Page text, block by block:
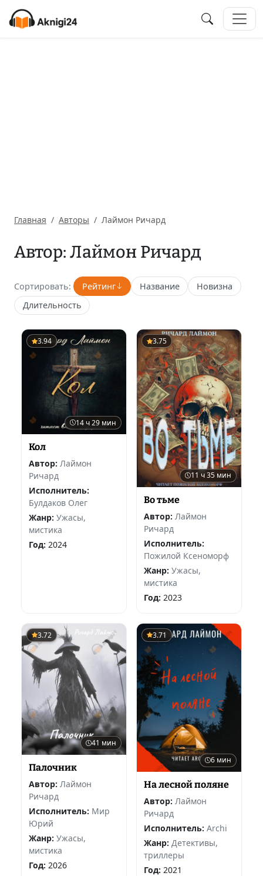
Главная Авторы Лаймон Ричард
Автор: Лаймон Ричард
Сортировать: Рейтинг Название
Новизна
Длительность
3.94
14 ч 29 мин
Кол
Автор: Лаймон
Ричард
Исполнитель:
Булдаков Олег
Жанр: Ужасы,
мистика
Год: 2024
3.75
11 ч 35 мин
Во тьме
Автор: Лаймон
Ричард
Исполнитель:
Пожилой Ксеноморф
Жанр: Ужасы,
мистика
Год: 2023
3.72
41 мин
Палочник
Автор: Лаймон
Ричард
Исполнитель: Мир
Юрий
Жанр: Ужасы,
мистика
Год: 2026
3.71
6 мин
На лесной поляне
Автор: Лаймон
Ричард
Исполнитель: Archi
Жанр: Детективы,
триллеры
Год: 2021